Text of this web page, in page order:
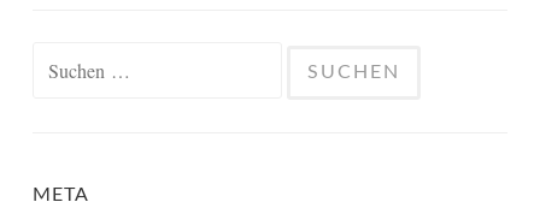
META